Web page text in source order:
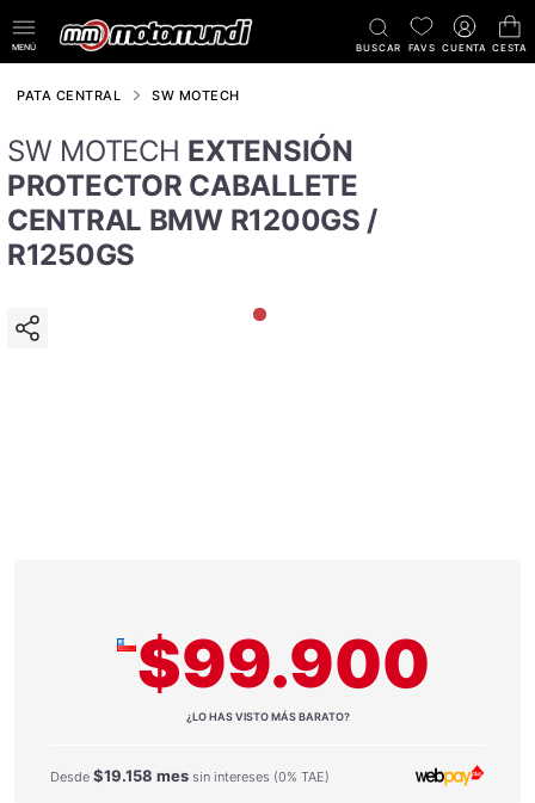
MENÚ BUSCAR FAVS CUENTA CESTA
PATA CENTRAL SW MOTECH
SW MOTECH EXTENSIÓN
PROTECTOR CABALLETE
CENTRAL BMW R1200GS /
R1250GS
$99.900
¿LO HAS VISTO MÁS BARATO?
Desde $19.158 mes sin intereses (0% TAE)